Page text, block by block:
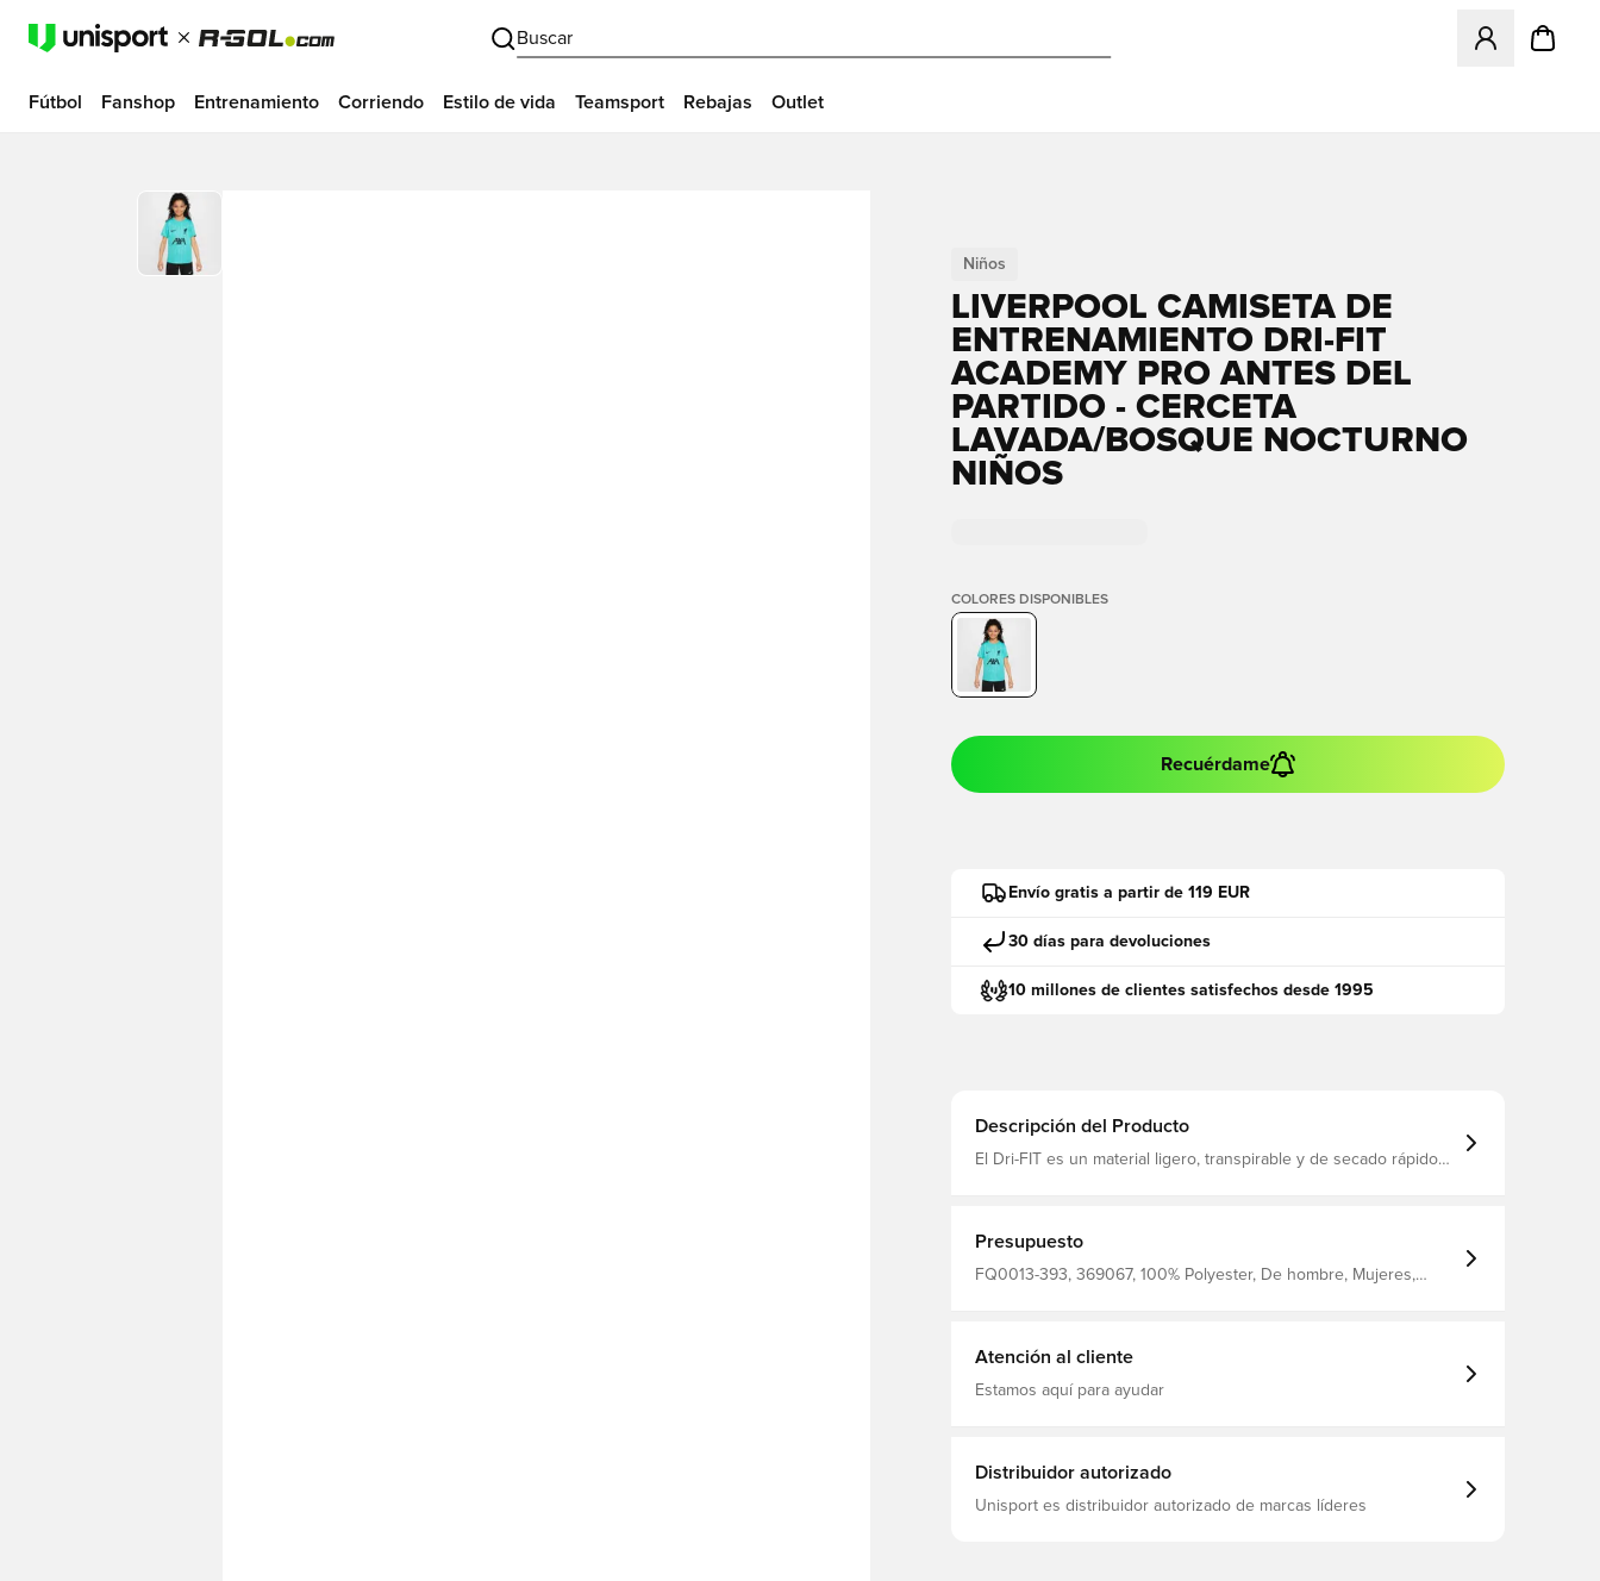
Buscar
Abre un modal
Fútbol Fanshop Entrenamiento Corriendo Estilo de vida Teamsport Rebajas Outlet
Niños
LIVERPOOL CAMISETA DE
ENTRENAMIENTO DRI-FIT
ACADEMY PRO ANTES DEL
PARTIDO - CERCETA
LAVADA/BOSQUE NOCTURNO
NIÑOS
COLORES DISPONIBLES
Recuérdame
Envío gratis a partir de 119 EUR
30 días para devoluciones
10 millones de clientes satisfechos desde 1995
Descripción del Producto
El Dri-FIT es un material ligero, transpirable y de secado rápido
Presupuesto
FQ0013-393, 369067, 100% Polyester, De hombre, Mujeres,
Atención al cliente
Estamos aquí para ayudar
Distribuidor autorizado
Unisport es distribuidor autorizado de marcas líderes